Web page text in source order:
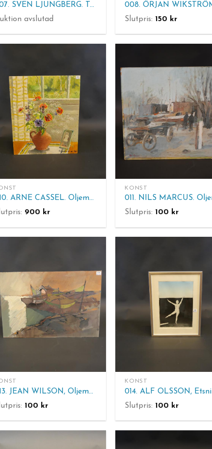
007. SVEN LJUNGBERG. Träsnitt, sign Sven Ljungberg, 23/260. Tavlans mått: 57.5x72.5 cm
avslutad
Slutpris: 150 kr
010. ARNE CASSEL. Oljemålning, sign A Cassel-D-R. -49. Pannå: 55x46 cm
900 kr
KONST
Slutpris: 100 kr
013. JEAN WILSON, Oljemålning, a tergo, Pannå: 38x55.5 cm
100 kr
KONST
Slutpris: 100 kr